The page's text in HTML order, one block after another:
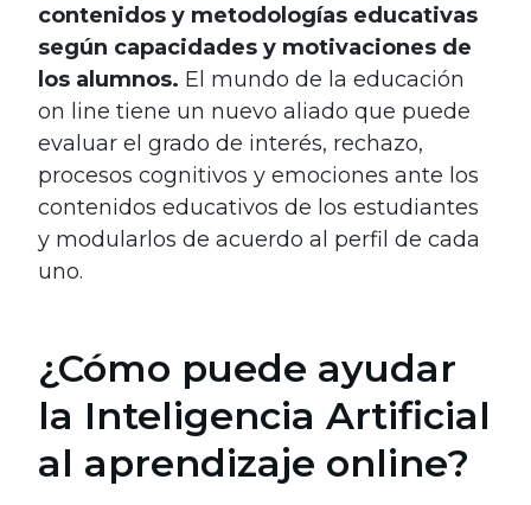
contenidos y metodologías educativas
según capacidades y motivaciones de
los alumnos. El mundo de la educación
on line tiene un nuevo aliado que puede
evaluar el grado de interés, rechazo,
procesos cognitivos y emociones ante los
contenidos educativos de los estudiantes
y modularlos de acuerdo al perfil de cada
uno.
¿Cómo puede ayudar
la Inteligencia Artificial
al aprendizaje online?